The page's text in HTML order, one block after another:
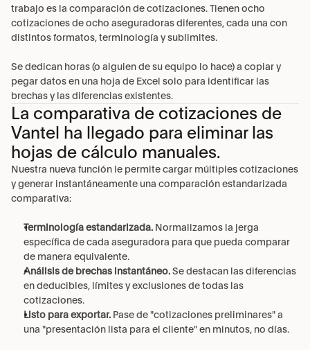
trabajo es la comparación de cotizaciones. Tienen ocho
cotizaciones de ocho aseguradoras diferentes, cada una con
distintos formatos, terminología y sublimites.
Se dedican horas (o alguien de su equipo lo hace) a copiar y
pegar datos en una hoja de Excel solo para identificar las
brechas y las diferencias existentes.
La comparativa de cotizaciones de
Vantel ha llegado para eliminar las
hojas de cálculo manuales.
Nuestra nueva función le permite cargar múltiples cotizaciones
y generar instantáneamente una comparación estandarizada
comparativa:
Terminología estandarizada. Normalizamos la jerga
específica de cada aseguradora para que pueda comparar
de manera equivalente.
Análisis de brechas instantáneo. Se destacan las diferencias
en deducibles, límites y exclusiones de todas las
cotizaciones.
Listo para exportar. Pase de "cotizaciones preliminares" a
una "presentación lista para el cliente" en minutos, no días.